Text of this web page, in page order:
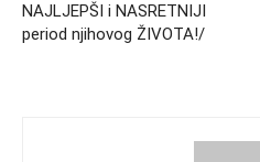
NAJLJEPŠI i NASRETNIJI
period njihovog ŽIVOTA!/